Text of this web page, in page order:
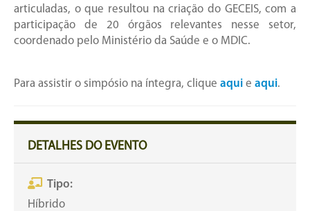
articuladas, o que resultou na criação do GECEIS, com a
participação de 20 órgãos relevantes nesse setor,
coordenado pelo Ministério da Saúde e o MDIC.
Para assistir o simpósio na íntegra, clique aqui e aqui.
DETALHES DO EVENTO
Tipo:
Híbrido